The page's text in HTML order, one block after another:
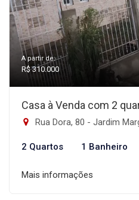
A partir de:
R$ 310.000
Casa à Venda com 2
Rua Dora, 80 - Jardim
2 Quartos 1 Banheiro
Mais informações